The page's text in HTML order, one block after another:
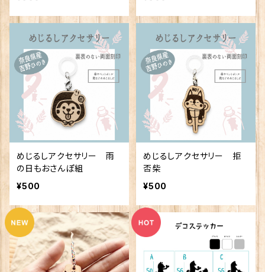
めじるしアクセサリー 雨
の日もおさんぽ組
¥500
めじるしアクセサリー 拒
否柴
¥500